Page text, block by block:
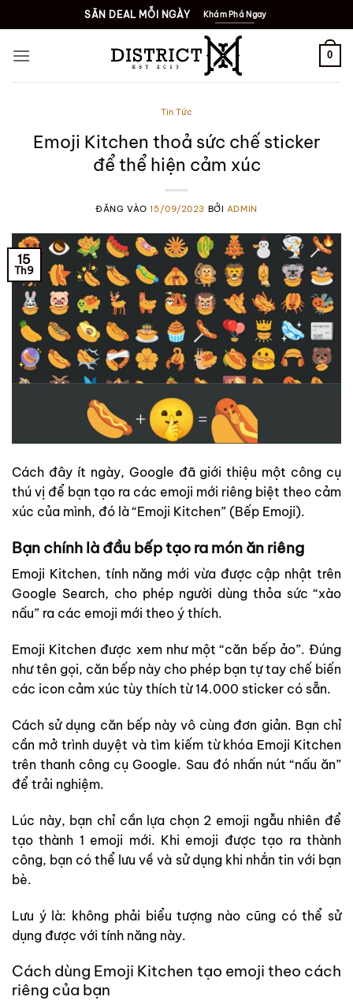
qua
nội
SĂN DEAL MỖI NGÀY Khám Phá Ngay
0
Tin Tức
Emoji Kitchen thoả sức chế sticker
để thể hiện cảm xúc
ĐĂNG VÀO15/09/2023 BỞI ADMIN
15
Th9
Cách đây ít ngày, Google đã giới thiệu một công cụ
thú vị để bạn tạo ra các emoji mới riêng biệt theo cảm
xúc của mình, đó là “Emoji Kitchen” (Bếp Emoji).
Bạn chính là đầu bếp tạo ra món ăn riêng
Emoji Kitchen, tính năng mới vừa được cập nhật trên
Google Search, cho phép người dùng thỏa sức “xào
nấu” ra các emoji mới theo ý thích.
Emoji Kitchen được xem như một “căn bếp ảo”. Đúng
như tên gọi, căn bếp này cho phép bạn tự tay chế biến
các icon cảm xúc tùy thích từ 14.000 sticker có sẵn.
Cách sử dụng căn bếp này vô cùng đơn giản. Bạn chỉ
cần mở trình duyệt và tìm kiếm từ khóa Emoji Kitchen
trên thanh công cụ Google. Sau đó nhấn nút “nấu ăn”
để trải nghiệm.
Lúc này, bạn chỉ cần lựa chọn 2 emoji ngẫu nhiên để
tạo thành 1 emoji mới. Khi emoji được tạo ra thành
công, bạn có thể lưu về và sử dụng khi nhắn tin với bạn
bè.
Lưu ý là: không phải biểu tượng nào cũng có thể sử
dụng được với tính năng này.
Cách dùng Emoji Kitchen tạo emoji theo cách
riêng của bạn